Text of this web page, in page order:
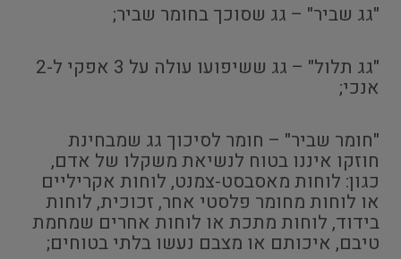
"גג שביר" – גג שסוכך בחומר שביר;
"גג תלול" – גג ששיפועו עולה על 3 אפקי ל-2
אנכי;
"חומר שביר" – חומר לסיכוך גג שמבחינת
חוזקו איננו בטוח לנשיאת משקלו של אדם,
כגון: לוחות מאסבסט-צמנט, לוחות אקריליים
או לוחות מחומר פלסטי אחר, זכוכית, לוחות
בידוד, לוחות מתכת או לוחות אחרים שמחמת
טיבם, איכותם או מצבם נעשו בלתי בטוחים;